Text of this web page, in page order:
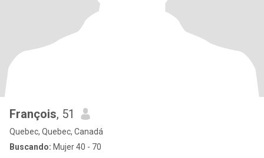
François, 51
Quebec, Quebec, Canadá
Buscando: Mujer 40 - 70